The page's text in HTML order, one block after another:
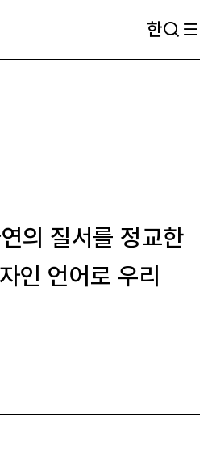
한
의 질서를 정교한
인 언어로 우리